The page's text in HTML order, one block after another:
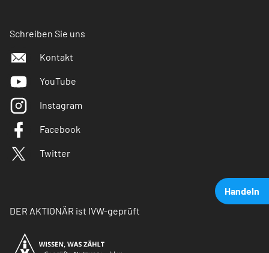
Handeln
Schreiben Sie uns
Kontakt
YouTube
Instagram
Facebook
Twitter
DER AKTIONÄR ist IVW-geprüft